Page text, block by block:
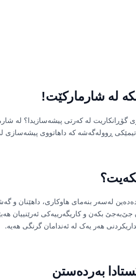
لە شارمارکێت!
گۆڕانکاریت لە کەرتی پیشەسازیدا؟ لە
ڕوولەگەشە کە داهاتووی پیشەسازی
لەسەر بنەمای هاوکاری، داهێنان و
بکەن و کاریگەرییەکی ئەرێنییان
هەر یەک لە ئەندامان گرنگی هەیە.
بەردەستن